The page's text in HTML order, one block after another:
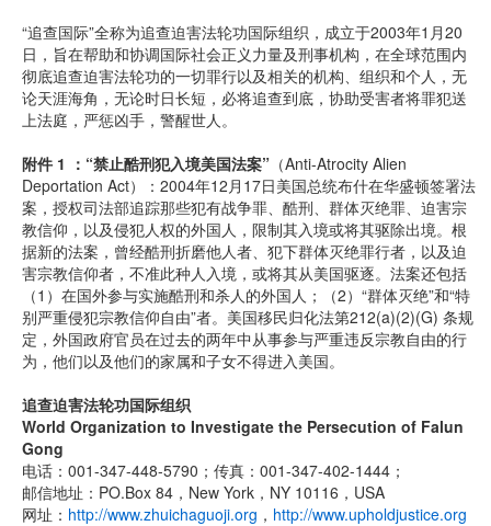
“追查国际”全称为追查迫害法轮功国际组织，成立于2003年1月20
日，旨在帮助和协调国际社会正义力量及刑事机构，在全球范围内
彻底追查迫害法轮功的一切罪行以及相关的机构、组织和个人，无
论天涯海角，无论时日长短，必将追查到底，协助受害者将罪犯送
上法庭，严惩凶手，警醒世人。
附件 1 ：“禁止酷刑犯入境美国法案” （Anti-Atrocity Alien
Deportation Act）：2004年12月17日美国总统布什在华盛顿签署法
案，授权司法部追踪那些犯有战争罪、酷刑、群体灭绝罪、迫害宗
教信仰，以及侵犯人权的外国人，限制其入境或将其驱除出境。根
据新的法案，曾经酷刑折磨他人者、犯下群体灭绝罪行者，以及迫
害宗教信仰者，不准此种人入境，或将其从美国驱逐。法案还包括
（1）在国外参与实施酷刑和杀人的外国人；（2）“群体灭绝”和“特
别严重侵犯宗教信仰自由”者。美国移民归化法第212(a)(2)(G) 条规
定，外国政府官员在过去的两年中从事参与严重违反宗教自由的行
为，他们以及他们的家属和子女不得进入美国。
追查迫害法轮功国际组织
World Organization to Investigate the Persecution of Falun
Gong
电话：001-347-448-5790；传真：001-347-402-1444；
邮信地址：PO.Box 84，New York，NY 10116，USA
网址： http://www.zhuichaguoji.org ， http://www.upholdjustice.org